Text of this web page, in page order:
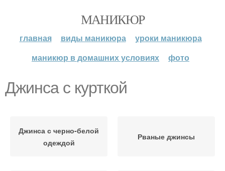
МАНИКЮР
главная виды маникюра
уроки маникюра
маникюр в домашних условиях
фото
Джинса с курткой
Джинса с черно-белой
одеждой
Рваные джинсы